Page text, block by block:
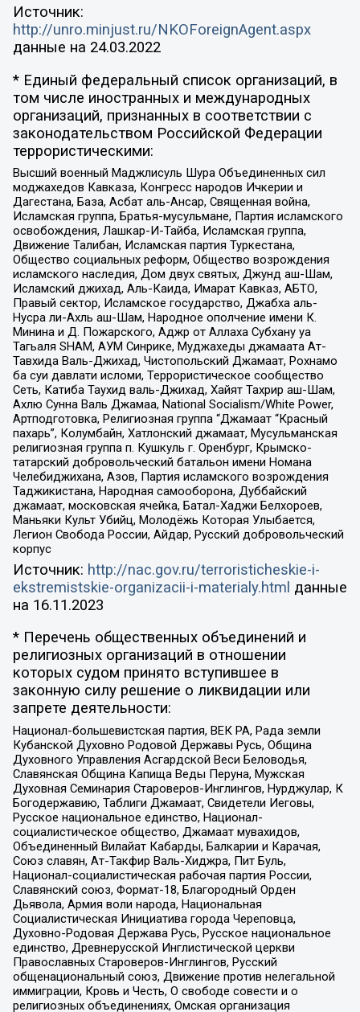
Источник:
http://unro.minjust.ru/NKOForeignAgent.aspx
данные на 24.03.2022
* Единый федеральный список организаций, в
том числе иностранных и международных
организаций, признанных в соответствии с
законодательством Российской Федерации
террористическими:
Высший военный Маджлисуль Шура Объединенных сил
моджахедов Кавказа, Конгресс народов Ичкерии и
Дагестана, База, Асбат аль-Ансар, Священная война,
Исламская группа, Братья-мусульмане, Партия исламского
освобождения, Лашкар-И-Тайба, Исламская группа,
Движение Талибан, Исламская партия Туркестана,
Общество социальных реформ, Общество возрождения
исламского наследия, Дом двух святых, Джунд аш-Шам,
Исламский джихад, Аль-Каида, Имарат Кавказ, АБТО,
Правый сектор, Исламское государство, Джабха аль-
Нусра ли-Ахль аш-Шам, Народное ополчение имени К.
Минина и Д. Пожарского, Аджр от Аллаха Субхану уа
Тагьаля SHAM, АУМ Синрике, Муджахеды джамаата Ат-
Тавхида Валь-Джихад, Чистопольский Джамаат, Рохнамо
ба суи давлати исломи, Террористическое сообщество
Сеть, Катиба Таухид валь-Джихад, Хайят Тахрир аш-Шам,
Ахлю Сунна Валь Джамаа, National Socialism/White Power,
Артподготовка, Религиозная группа “Джамаат “Красный
пахарь”, Колумбайн, Хатлонский джамаат, Мусульманская
религиозная группа п. Кушкуль г. Оренбург, Крымско-
татарский добровольческий батальон имени Номана
Челебиджихана, Азов, Партия исламского возрождения
Таджикистана, Народная самооборона, Дуббайский
джамаат, московская ячейка, Батал-Хаджи Белхороев,
Маньяки Культ Убийц, Молодёжь Которая Улыбается,
Легион Свобода России, Айдар, Русский добровольческий
корпус
Источник: http://nac.gov.ru/terroristicheskie-i-
ekstremistskie-organizacii-i-materialy.html данные
на 16.11.2023
* Перечень общественных объединений и
религиозных организаций в отношении
которых судом принято вступившее в
законную силу решение о ликвидации или
запрете деятельности:
Национал-большевистская партия, ВЕК РА, Рада земли
Кубанской Духовно Родовой Державы Русь, Община
Духовного Управления Асгардской Веси Беловодья,
Славянская Община Капища Веды Перуна, Мужская
Духовная Семинария Староверов-Инглингов, Нурджулар, К
Богодержавию, Таблиги Джамаат, Свидетели Иеговы,
Русское национальное единство, Национал-
социалистическое общество, Джамаат мувахидов,
Объединенный Вилайат Кабарды, Балкарии и Карачая,
Союз славян, Ат-Такфир Валь-Хиджра, Пит Буль,
Национал-социалистическая рабочая партия России,
Славянский союз, Формат-18, Благородный Орден
Дьявола, Армия воли народа, Национальная
Социалистическая Инициатива города Череповца,
Духовно-Родовая Держава Русь, Русское национальное
единство, Древнерусской Инглистической церкви
Православных Староверов-Инглингов, Русский
общенациональный союз, Движение против нелегальной
иммиграции, Кровь и Честь, О свободе совести и о
религиозных объединениях, Омская организация